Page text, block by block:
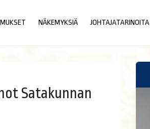
NÄKEMYKSIÄ JOHTAJATARINOITA
Satakunnan